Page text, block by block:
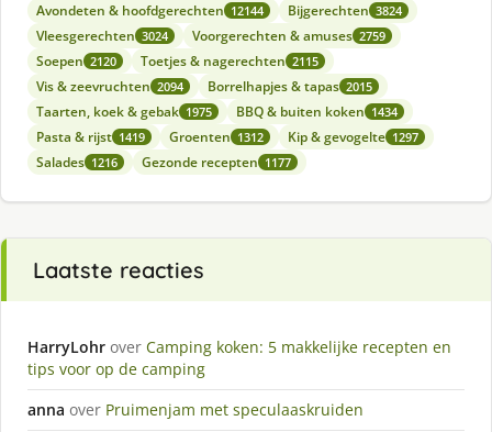
Avondeten & hoofdgerechten 12144 Bijgerechten 3824
Vleesgerechten 3024 Voorgerechten & amuses 2759
Soepen 2120 Toetjes & nagerechten 2115
Vis & zeevruchten 2094 Borrelhapjes & tapas 2015
Taarten, koek & gebak 1975 BBQ & buiten koken 1434
Pasta & rijst 1419 Groenten 1312 Kip & gevogelte 1297
Salades 1216 Gezonde recepten 1177
Laatste reacties
HarryLohr over Camping koken: 5 makkelijke recepten en
tips voor op de camping
anna over Pruimenjam met speculaaskruiden